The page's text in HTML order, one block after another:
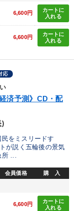
6,600円
カートに
入れる
6,600円
カートに
入れる
応
済予測》CD・配
)
をミスリードす
が説く五輪後の景気
所 ...
会員価格 購 入
6,600円
カートに
入れる